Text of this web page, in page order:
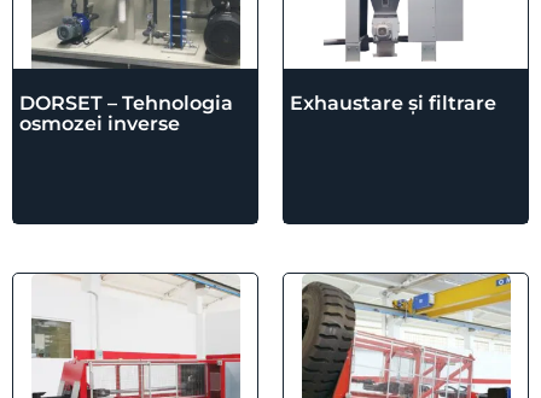
DORSET – Tehnologia
osmozei inverse
Exhaustare și filtrare